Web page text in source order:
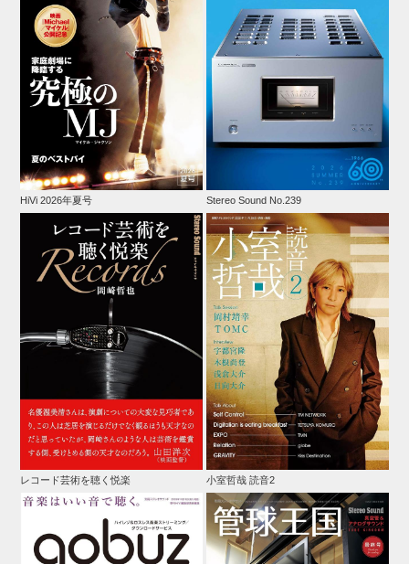
HiVi 2026年夏号 Stereo Sound No.239
レコード芸術を聴く悦楽 小室哲哉 読音2